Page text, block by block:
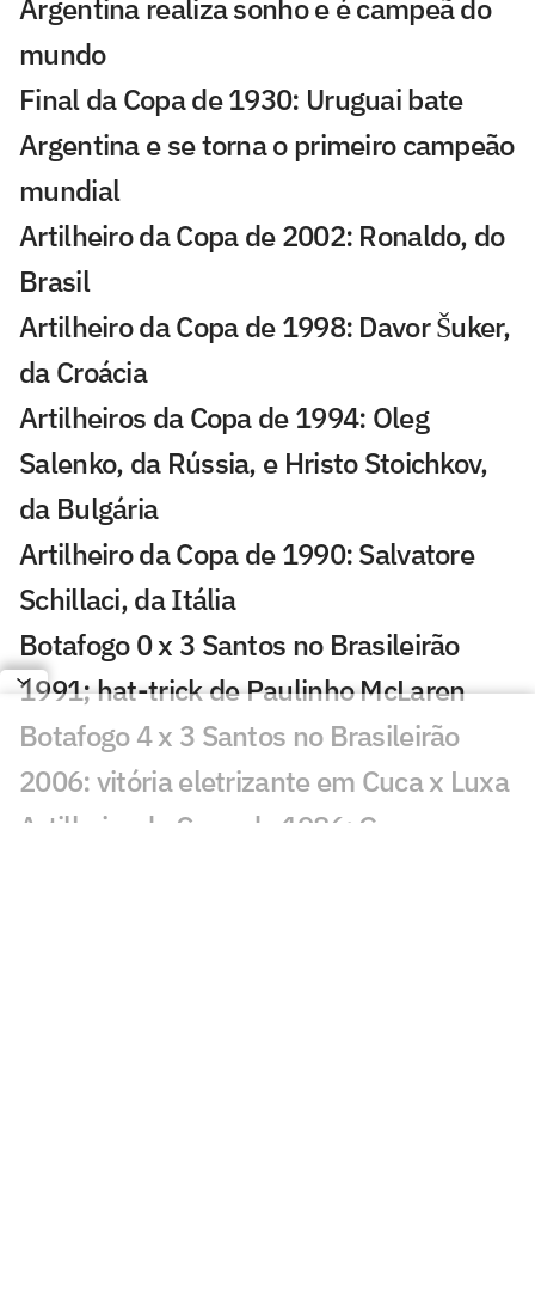
Argentina realiza sonho e é campeã do
mundo
Final da Copa de 1930: Uruguai bate
Argentina e se torna o primeiro campeão
mundial
Artilheiro da Copa de 2002: Ronaldo, do
Brasil
Artilheiro da Copa de 1998: Davor Šuker,
da Croácia
Artilheiros da Copa de 1994: Oleg
Salenko, da Rússia, e Hristo Stoichkov,
da Bulgária
Artilheiro da Copa de 1990: Salvatore
Schillaci, da Itália
Botafogo 0 x 3 Santos no Brasileirão
1991; hat-trick de Paulinho McLaren
Botafogo 4 x 3 Santos no Brasileirão
2006: vitória eletrizante em Cuca x Luxa
Artilheiro da Copa de 1986: Gary